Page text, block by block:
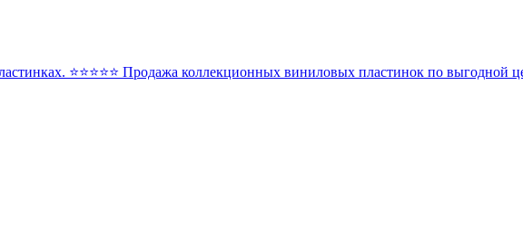
⭐️⭐️⭐️⭐️⭐️ Продажа коллекционных виниловых пластинок по выгодной